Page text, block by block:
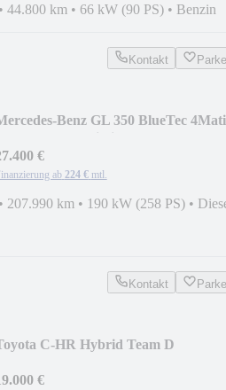
• 44.800 km • 66 kW (90 PS) • Benzin
Kontakt
Benz GL 350 BlueTec
€
ab 224 € mtl.
• 207.990 km • 190 kW (258 PS) •
Kontakt
C-HR Hybrid Team D
€